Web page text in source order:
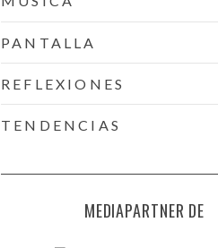
PANTALLA
REFLEXIONES
TENDENCIAS
MEDIAPARTNER DE